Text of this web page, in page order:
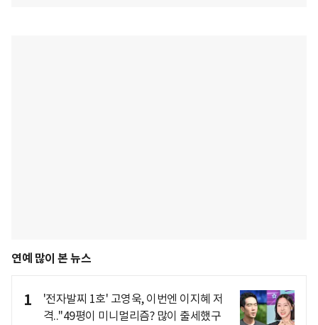
연예 많이 본 뉴스
1
'전자발찌 1호' 고영욱, 이번엔 이지혜 저
격.."49평이 미니멀리즘? 많이 출세했구